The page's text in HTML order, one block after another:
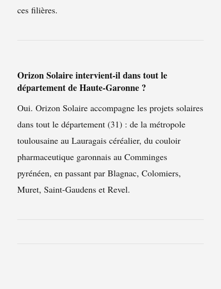
ces filières.
Orizon Solaire intervient-il dans tout le
département de Haute-Garonne ?
Oui. Orizon Solaire accompagne les projets solaires
dans tout le département (31) : de la métropole
toulousaine au Lauragais céréalier, du couloir
pharmaceutique garonnais au Comminges
pyrénéen, en passant par Blagnac, Colomiers,
Muret, Saint-Gaudens et Revel.